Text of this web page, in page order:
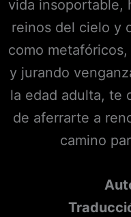
vida insoportable,
reinos del cielo y
como
y jurando
la edad adulta, te
de aferrarte a
camino